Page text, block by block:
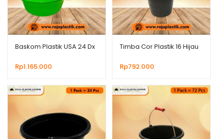
Baskom Plastik USA 24 Dx
Rp1.165.000
Timba Cor Plastik 16 Hijau
Rp792.000